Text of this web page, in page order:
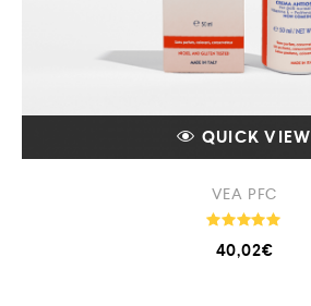
QUICK VIEW
VEA PFC
5.00
40,02€